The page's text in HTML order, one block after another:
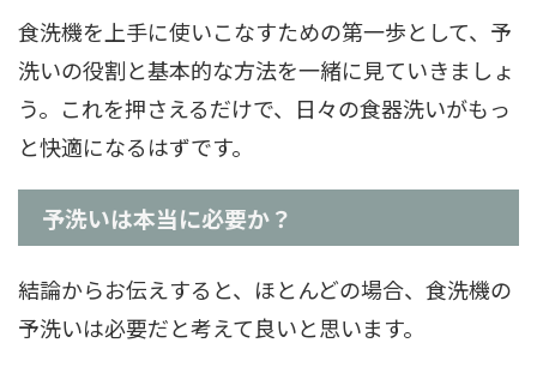
食洗機を上手に使いこなすための第一歩として、予
洗いの役割と基本的な方法を一緒に見ていきましょ
う。これを押さえるだけで、日々の食器洗いがもっ
と快適になるはずです。
予洗いは本当に必要か？
結論からお伝えすると、ほとんどの場合、食洗機の
予洗いは必要だと考えて良いと思います。